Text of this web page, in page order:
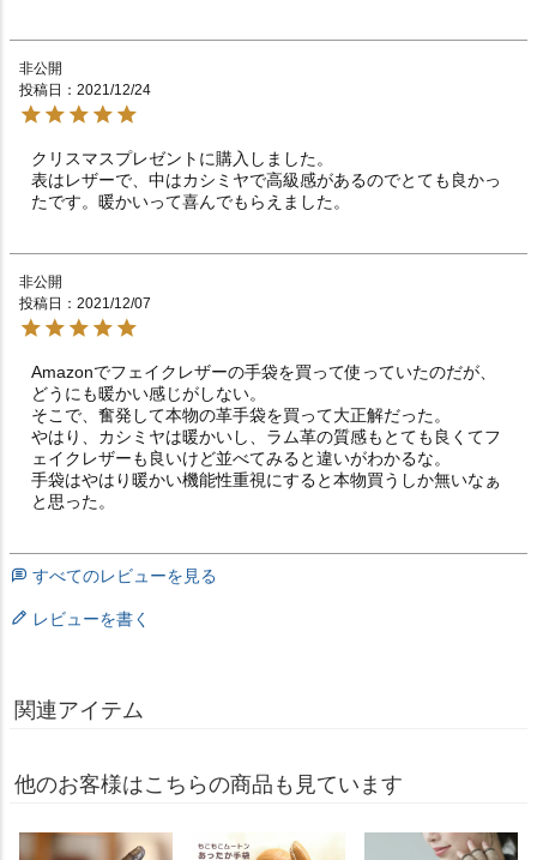
非公開
投稿日
2021/12/24
クリスマスプレゼントに購入しました。
表はレザーで、中はカシミヤで高級感があるのでとても良かっ
たです。暖かいって喜んでもらえました。
非公開
投稿日
2021/12/07
Amazonでフェイクレザーの手袋を買って使っていたのだが、
どうにも暖かい感じがしない。
そこで、奮発して本物の革手袋を買って大正解だった。
やはり、カシミヤは暖かいし、ラム革の質感もとても良くてフ
ェイクレザーも良いけど並べてみると違いがわかるな。
手袋はやはり暖かい機能性重視にすると本物買うしか無いなぁ
と思った。
すべてのレビューを見る
レビューを書く
関連アイテム
他のお客様はこちらの商品も見ています